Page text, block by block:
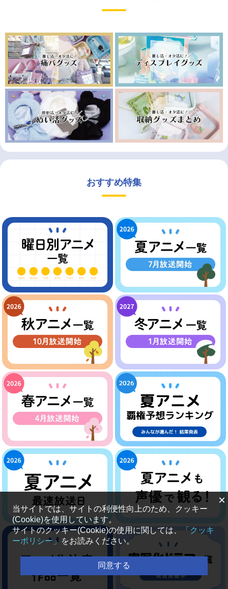
おすすめ特集
×
当サイトでは、サイトの利便性向上のため、クッキー
(Cookie)を使用しています。
サイトのクッキー(Cookie)の使用に関しては、
「クッキ
ーポリシー」 をお読みください。
同意する